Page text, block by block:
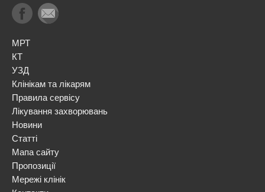
МРТ
КТ
УЗД
Клінікам та лікарям
Правила сервісу
Лікування захворювань
Новини
Статті
Мапа сайту
Пропозиції
Мережі клінік